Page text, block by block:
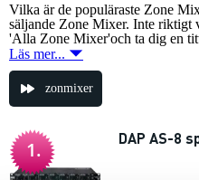
Vilka är de populäraste Zone
säljande Zone Mixer. Inte riktigt
'Alla Zone Mixer'och ta dig en
Läs mer...
zonmixer
1. DAP AS-8